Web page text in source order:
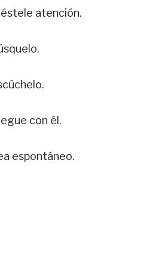
atención.
con él.
espontáneo.